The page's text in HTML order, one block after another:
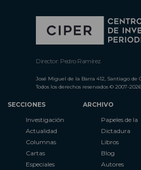
Director: Pedro Ramírez
José Miguel de la Barra 412, Santiago de
Todos los derechos reservados © 2007-2026
SECCIONES
Investigación
Actualidad
Columnas
Cartas
Especiales
ARCHIVO
Papeles de la
Dictadura
Libros
Blog
Autores